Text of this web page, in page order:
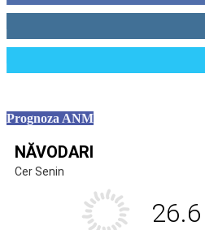
Prognoza ANM
NĂVODARI
Cer Senin
26.6